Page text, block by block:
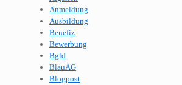
Anmeldung
Ausbildung
Benefiz
Bewerbung
Bgld
BlauAG
Blogpost